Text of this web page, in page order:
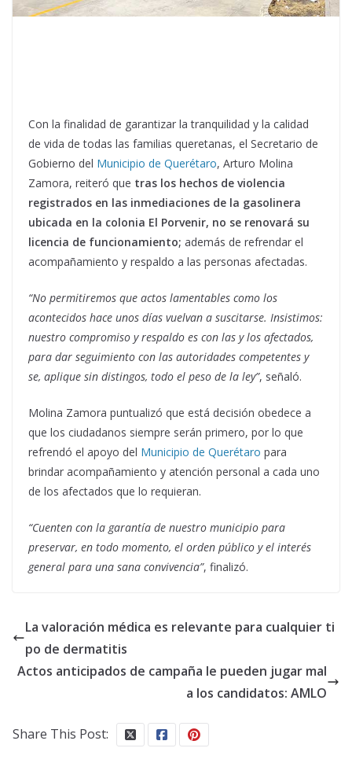
Con la finalidad de garantizar la tranquilidad y la calidad
de vida de todas las familias queretanas, el Secretario de
Gobierno del Municipio de Querétaro, Arturo Molina
Zamora, reiteró que tras los hechos de violencia
registrados en las inmediaciones de la gasolinera
ubicada en la colonia El Porvenir, no se renovará su
licencia de funcionamiento; además de refrendar el
acompañamiento y respaldo a las personas afectadas.
“No permitiremos que actos lamentables como los
acontecidos hace unos días vuelvan a suscitarse. Insistimos:
nuestro compromiso y respaldo es con las y los afectados,
para dar seguimiento con las autoridades competentes y
se, aplique sin distingos, todo el peso de la ley”, señaló.
Molina Zamora puntualizó que está decisión obedece a
que los ciudadanos siempre serán primero, por lo que
refrendó el apoyo del Municipio de Querétaro para
brindar acompañamiento y atención personal a cada uno
de los afectados que lo requieran.
“Cuenten con la garantía de nuestro municipio para
preservar, en todo momento, el orden público y el interés
general para una sana convivencia”, finalizó.
La valoración médica es relevante para cualquier ti
po de dermatitis
Actos anticipados de campaña le pueden jugar mal
a los candidatos: AMLO
Share This Post: